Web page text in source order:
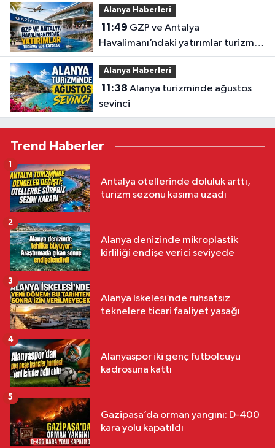
Alanya Haberleri
11:49
Havalimanı’ndaki yatırımlar turizme
güç katacak
Alanya Haberleri
11:38
sevinci
Trend Haberler
Antalya otellerinde doluluk arttı,
turizm sezonu kasıma uzadı
1
Alanya denizinde mikroplastik
kirliliği endişe verici seviyede
2
Alanya İskelesi’nde ruhsatsız
teknelere ticari faaliyet yasağı
3
Alanyaspor iki genç futbolcuyu
kadrosuna kattı
4
Gazipaşa’da orman yangını: D-400
kara yolu kapatıldı
5